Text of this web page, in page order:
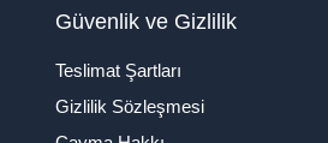
Güvenlik ve Gizlilik
Teslimat Şartları
Gizlilik Sözleşmesi